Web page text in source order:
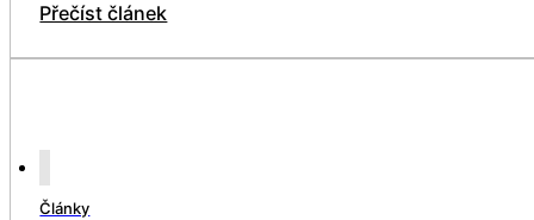
Přečíst článek
Články